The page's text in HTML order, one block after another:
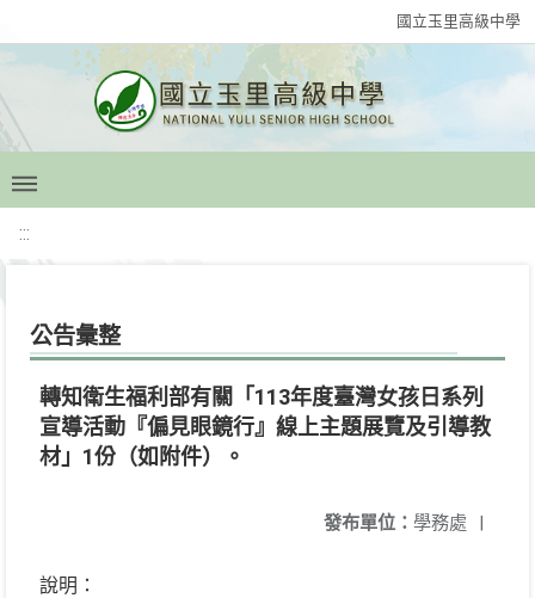
國立玉里高級中學
:::
公告彙整
轉知衛生福利部有關「113年度臺灣女孩日系列
宣導活動『偏見眼鏡行』線上主題展覽及引導教
材」1份（如附件）。
發布單位： 學務處 |
說明：